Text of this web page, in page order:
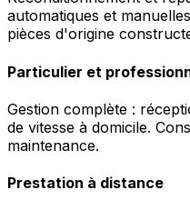
automatiques et
pièces d'origine
Particulier et
Gestion complète :
de vitesse à domicile.
maintenance.
Prestation à distance